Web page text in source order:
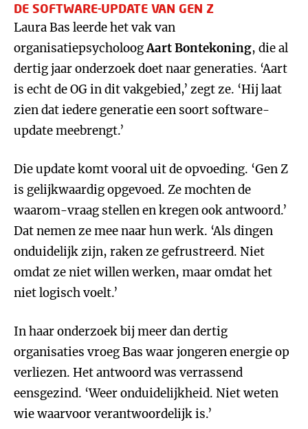
DE SOFTWARE-UPDATE VAN GEN Z
Laura Bas leerde het vak van
organisatiepsycholoogAart Bontekoning, die al
dertig jaar onderzoek doet naar generaties. ‘Aart
is echt de OG in dit vakgebied,’ zegt ze. ‘Hij laat
zien dat iedere generatie een soort software-
update meebrengt.’
Die update komt vooral uit de opvoeding. ‘Gen Z
is gelijkwaardig opgevoed. Ze mochten de
waarom-vraag stellen en kregen ook antwoord.’
Dat nemen ze mee naar hun werk. ‘Als dingen
onduidelijk zijn, raken ze gefrustreerd. Niet
omdat ze niet willen werken, maar omdat het
niet logisch voelt.’
In haar onderzoek bij meer dan dertig
organisaties vroeg Bas waar jongeren energie op
verliezen. Het antwoord was verrassend
eensgezind. ‘Weer onduidelijkheid. Niet weten
wie waarvoor verantwoordelijk is.’